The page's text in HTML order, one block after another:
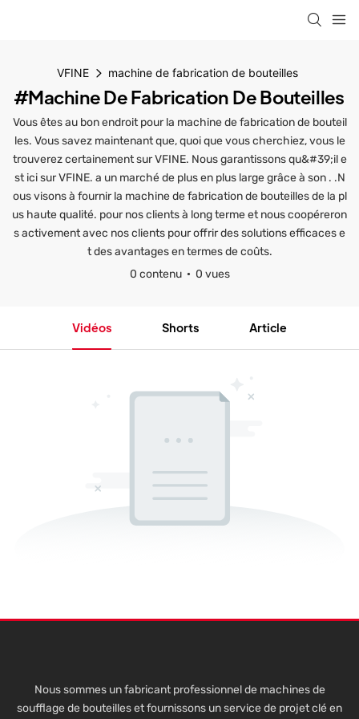
VFINE machine de fabrication de bouteilles
#machine De Fabrication De Bouteilles
Vous êtes au bon endroit pour la machine de fabrication de bouteil
les. Vous savez maintenant que, quoi que vous cherchiez, vous le
trouverez certainement sur VFINE. Nous garantissons qu&#39;il e
st ici sur VFINE. a un marché de plus en plus large grâce à son . .N
ous visons à fournir la machine de fabrication de bouteilles de la pl
us haute qualité. pour nos clients à long terme et nous coopéreron
s activement avec nos clients pour offrir des solutions efficaces e
t des avantages en termes de coûts.
0 contenu
0 vues
Vidéos Shorts Article
Nous sommes un fabricant professionnel de machines de
soufflage de bouteilles et fournissons un service de projet clé en